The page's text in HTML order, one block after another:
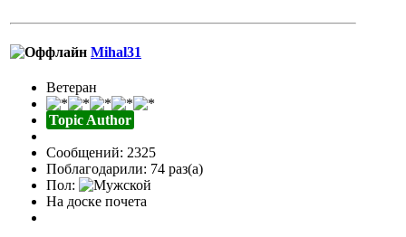
Mihal31
Ветеран
Topic Author
Сообщений: 2325
Поблагодарили: 74 раз(а)
Пол:
На доске почета